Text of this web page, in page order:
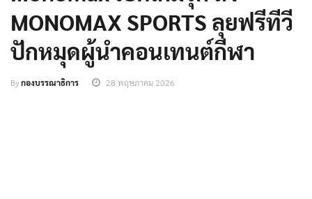
MONOMAX SPORTS ลุยฟรีทีวี
ปักหมุดผู้นำคอนเทนต์กีฬา
Byกองบรรณาธิการ 28 พฤษภาคม 2026